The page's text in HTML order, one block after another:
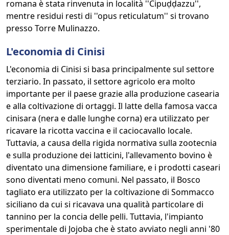
romana è stata rinvenuta in località ''Cipuḍḍazzu'',
mentre residui resti di ''opus reticulatum'' si trovano
presso Torre Mulinazzo.
L'economia di Cinisi
L'economia di Cinisi si basa principalmente sul settore
terziario. In passato, il settore agricolo era molto
importante per il paese grazie alla produzione casearia
e alla coltivazione di ortaggi. Il latte della famosa vacca
cinisara (nera e dalle lunghe corna) era utilizzato per
ricavare la ricotta vaccina e il caciocavallo locale.
Tuttavia, a causa della rigida normativa sulla zootecnia
e sulla produzione dei latticini, l'allevamento bovino è
diventato una dimensione familiare, e i prodotti caseari
sono diventati meno comuni. Nel passato, il Bosco
tagliato era utilizzato per la coltivazione di Sommacco
siciliano da cui si ricavava una qualità particolare di
tannino per la concia delle pelli. Tuttavia, l'impianto
sperimentale di Jojoba che è stato avviato negli anni '80